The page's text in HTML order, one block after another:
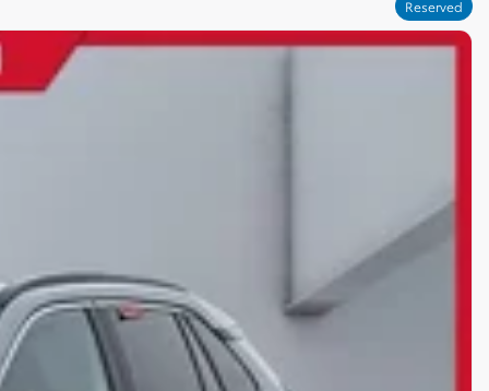
Reserved